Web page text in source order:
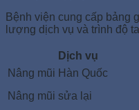
Bệnh viện cung cấp bảng
lượng dịch vụ và trình độ
Dịch vụ
Nâng mũi Hàn Quốc
Nâng mũi sửa lại